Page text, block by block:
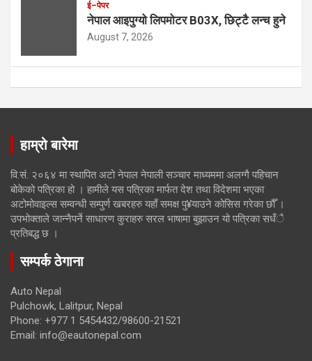
ई–पेपर
नेपाल आइपुग्यो लिपमोटर B03X, छिट्टै लन्च हुने
August 7, 2026
हाम्रो बारेमा
वि.सं. २०६४ मा स्थापित अटो नेपाल नेपाली सञ्चार माध्यममा अलग्गै पहिचान
बोकेको पत्रिका हो । हामीले यस पत्रिका मार्फत देश तथा विदेशमा भएका
अटोमोवाइल्स सम्वन्धी सम्पुर्ण खबरहरु यहाँ समक्ष पु¥याउने कोसिस गरेका छौँ ।
उपभोक्ताले जान्नैपर्ने साधारण कुराहरु सरल भाषामा बुझाउन यो पत्रिका सधँै
प्रतिबद्ध छ ।
सम्पर्क ठेगाना
Auto Nepal
Pulchowk, Lalitpur, Nepal
Phone: +977 1 5454432/98600-21521
Email: info@eautonepal.com